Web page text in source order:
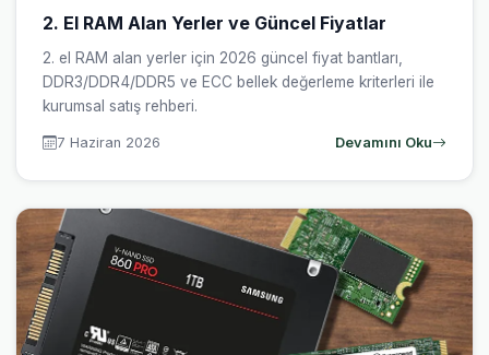
2. El RAM Alan Yerler ve Güncel Fiyatlar
2. el RAM alan yerler için 2026 güncel fiyat bantları,
DDR3/DDR4/DDR5 ve ECC bellek değerleme kriterleri ile
kurumsal satış rehberi.
7 Haziran 2026 Devamını Oku